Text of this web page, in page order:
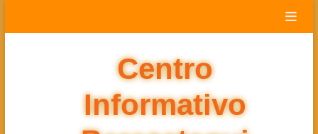
Centro
Informativo